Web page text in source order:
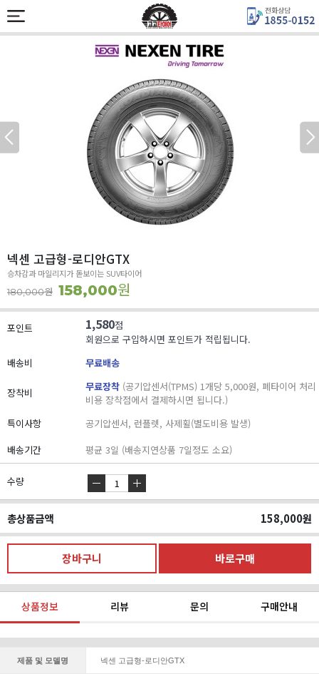
넥센 고급형-로디안GTX
승차감과 마일리지가 돋보이는 SUV타이어
180,000원 158,000원
포인트 1,580점
회원으로 구입하시면 포인트가 적립됩니다.
배송비
무료배송
장착비 무료장착 (공기압센서(TPMS) 1개당 5,000원, 폐타이어 처리
비용 장착점에서 결제하시면 됩니다.)
특이사항
공기압센서, 런플렛, 사제휠(별도비용 발생)
배송기간
평균 3일 (배송지연상품 7일정도 소요)
수량
총상품금액 158,000원
상품정보 리뷰 문의 구매안내
제품 및 모델명 넥센 고급형-로디안GTX